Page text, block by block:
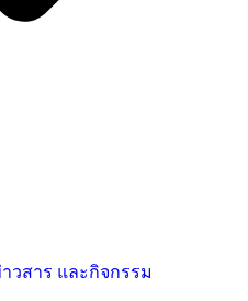
วสาร และกิจกรรม